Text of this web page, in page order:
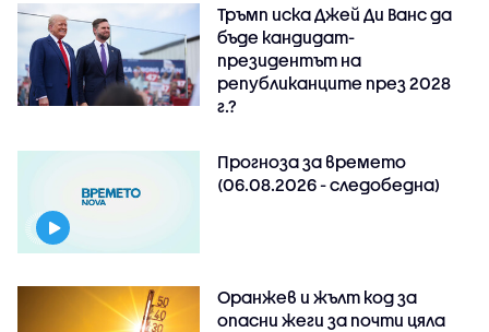
Тръмп иска Джей Ди Ванс да
бъде кандидат-
президентът на
републиканците през 2028
г.?
Прогноза за времето
(06.08.2026 - следобедна)
Оранжев и жълт код за
опасни жеги за почти цяла